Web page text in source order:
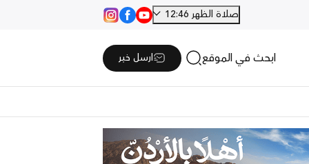
صلاة الظهر 12:46
ابحث في الموقع ارسل خبر